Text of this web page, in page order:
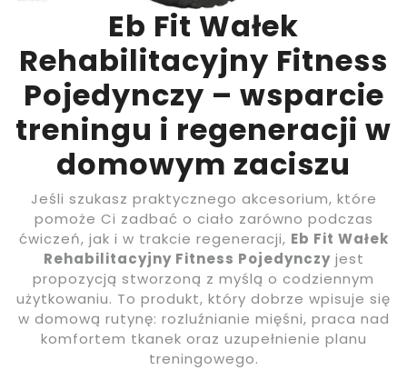
Eb Fit Wałek
Rehabilitacyjny Fitness
Pojedynczy – wsparcie
treningu i regeneracji w
domowym zaciszu
Jeśli szukasz praktycznego akcesorium, które
pomoże Ci zadbać o ciało zarówno podczas
ćwiczeń, jak i w trakcie regeneracji, Eb Fit Wałek
Rehabilitacyjny Fitness Pojedynczyjest
propozycją stworzoną z myślą o codziennym
użytkowaniu. To produkt, który dobrze wpisuje się
w domową rutynę: rozluźnianie mięśni, praca nad
komfortem tkanek oraz uzupełnienie planu
treningowego.